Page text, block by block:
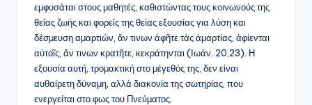
εμφυσάται στους μαθητές, καθιστώντας τους κοινωνούς της
θείας ζωής και φορείς της θείας εξουσίας για λύση και
δέσμευση αμαρτιών, ἄν τινων ἀφῆτε τὰς ἁμαρτίας, ἀφίενται
αὐτοῖς, ἄν τινων κρατῆτε, κεκράτηνται (Ιωάν. 20,23). Η
εξουσία αυτή, τρομακτική στο μέγεθός της, δεν είναι
αυθαίρετη δύναμη, αλλά διακονία της σωτηρίας, που
ενεργείται στο φως του Πνεύματος.